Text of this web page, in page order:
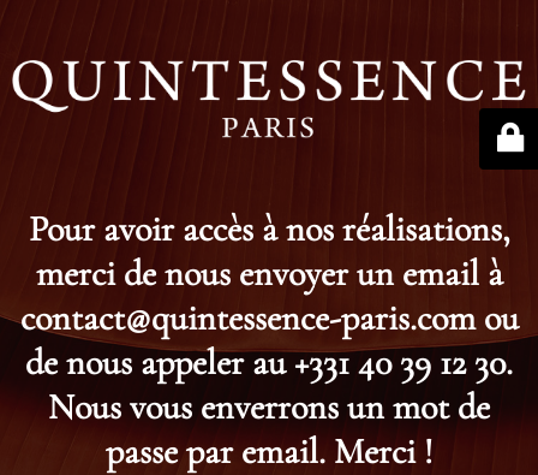
Pour avoir accès à nos réalisations,
merci de nous envoyer un email à
contact@quintessence-paris.com ou
de nous appeler au +331 40 39 12 30.
Nous vous enverrons un mot de
passe par email. Merci !